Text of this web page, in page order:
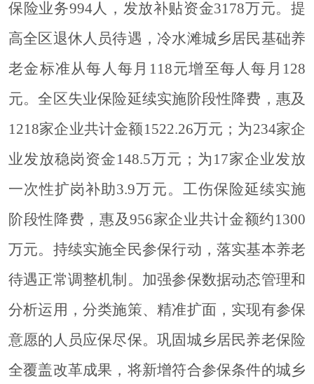
保险业务994人，发放补贴资金3178万元。提
高全区退休人员待遇，冷水滩城乡居民基础养
老金标准从每人每月 118元增至每人每月128
元。全区失业保险延续实施阶段性降费，惠及
1218家企业共计金额1522.26万元；为234家企
业发放稳岗资金148.5万元；为17家企业发放
一次性扩岗补助3.9万元。工伤保险延续实施
阶段性降费，惠及956家企业共计金额约1300
万元。持续实施全民参保行动 ， 落实基本养老
待遇正常调整机制。加强参保数据动态管理和
分析运用，分类施策、精准扩面，实现有参保
意愿的人员应保尽保。巩固城乡居民养老保险
全覆盖改革成果，将新增符合参保条件的城乡